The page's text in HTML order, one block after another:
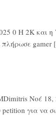
0 Η 2K και η
πλήρωσε
Νοέ
petition για να